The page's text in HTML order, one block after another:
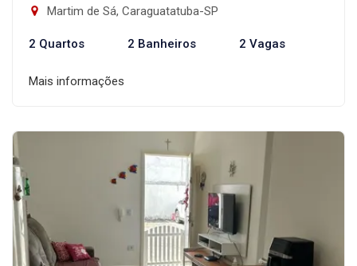
Martim de Sá, Caraguatatuba-SP
2 Quartos 2 Banheiros 2 Vagas
Mais informações